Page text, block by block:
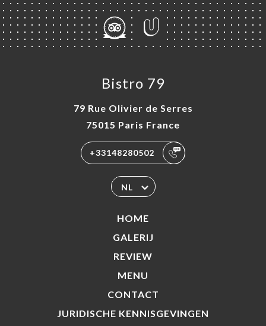
Bistro 79
79 Rue Olivier de Serres
75015 Paris France
+33148280502
NL
HOME
GALERIJ
REVIEW
MENU
CONTACT
JURIDISCHE KENNISGEVINGEN